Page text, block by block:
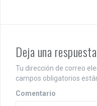
c
i
ó
Deja una respuesta
Tu dirección de correo
campos obligatorios
Comentario